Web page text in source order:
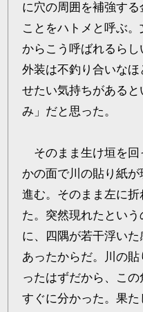
に穴の周囲を補強す
ことをハトメと呼ぶ
からこう呼ばれるらし
外装は不釣り合いな
せたい気持ちがある
み」だと思った。
そのまま生け垣を回
かの面で川の貼り紙
進む。そのまま左に
た。突然現れたとい
に、四隅が若干浮い
あったからだ。川の
ったはずだから、こ
すぐに分かった。果